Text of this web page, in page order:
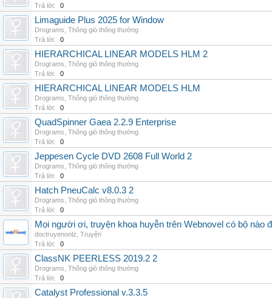
Trả lời:
0
Limaguide Plus 2025 for Window
Drograms Thông gió thông thường
Trả lời:
0
HIERARCHICAL LINEAR MODELS HLM 2
Drograms Thông gió thông thường
Trả lời:
0
HIERARCHICAL LINEAR MODELS HLM
Drograms Thông gió thông thường
Trả lời:
0
QuadSpinner Gaea 2.2.9 Enterprise
Drograms Thông gió thông thường
Trả lời:
0
Jeppesen Cycle DVD 2608 Full World 2
Drograms Thông gió thông thường
Trả lời:
0
Hatch PneuCalc v8.0.3 2
Drograms Thông gió thông thường
Trả lời:
0
Mọi người ơi, truyện khoa huyễn trên Webnovel có bộ nào
doctruyenonlz Truyện
Trả lời:
0
ClassNK PEERLESS 2019.2 2
Drograms Thông gió thông thường
Trả lời:
0
Catalyst Professional v.3.3.5